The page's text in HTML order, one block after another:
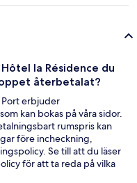
la Résidence du
återbetalat?
Port erbjuder
kan bokas på våra sidor.
rumspris kan
före incheckning,
Se till att du läser
för att ta reda på vilka